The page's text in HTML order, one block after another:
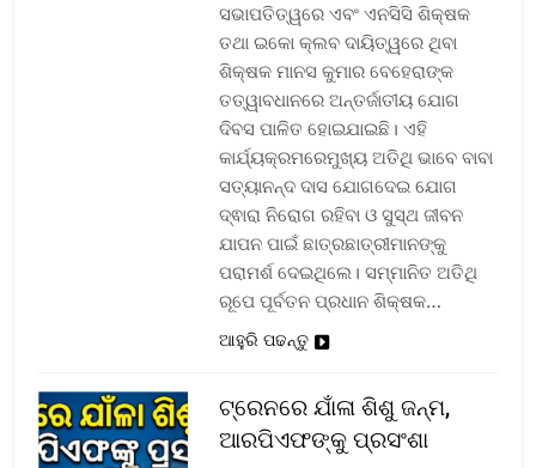
ସଭାପତିତ୍ୱରେ ଏବଂ ଏନସିସି ଶିକ୍ଷକ
ତଥା ଇକୋ କ୍ଲବ ଦାୟିତ୍ୱରେ ଥିବା
ଶିକ୍ଷକ ମାନସ କୁମାର ବେହେରାଙ୍କ
ତତ୍ୱାବଧାନରେ ଅନ୍ତର୍ଜାତୀୟ ଯୋଗ
ଦିବସ ପାଳିତ ହୋଇଯାଇଛି। ଏହି
କାର୍ଯ୍ୟକ୍ରମରେମୁଖ୍ୟ ଅତିଥି ଭାବେ ବାବା
ସତ୍ୟାନନ୍ଦ ଦାସ ଯୋଗଦେଇ ଯୋଗ
ଦ୍ଵାରା ନିରୋଗ ରହିବା ଓ ସୁସ୍ଥ ଜୀବନ
ଯାପନ ପାଇଁ ଛାତ୍ରଛାତ୍ରୀମାନଙ୍କୁ
ପରାମର୍ଶ ଦେଇଥିଲେ। ସମ୍ମାନିତ ଅତିଥି
ରୂପେ ପୂର୍ବତନ ପ୍ରଧାନ ଶିକ୍ଷକ…
ଆହୁରି ପଢନ୍ତୁ
ଟ୍ରେନରେ ଯାଁଳା ଶିଶୁ ଜନ୍ମ,
ଆରପିଏଫଙ୍କୁ ପ୍ରସଂଶା